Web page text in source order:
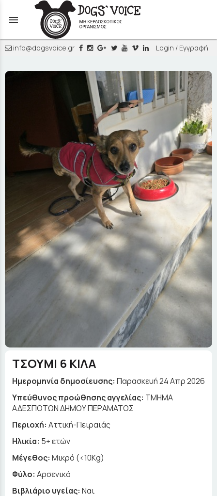
menu
info@dogsvoice.gr Login / Εγγραφή
ΤΣΟΥΜΙ 6 ΚΙΛΑ
Ημερομηνία δημοσίευσης: Παρασκευή 24 Απρ 2026
Yπεύθυνος προώθησης αγγελίας: ΤΜΗΜΑ
ΑΔΕΣΠΟΤΩΝ ΔΗΜΟΥ ΠΕΡΑΜΑΤΟΣ
Περιοχή: Αττική-Πειραιάς
Ηλικία: 5+ ετών
Μέγεθος: Μικρό (<10Kg)
Φύλο: Αρσενικό
Βιβλιάριο υγείας: Ναι